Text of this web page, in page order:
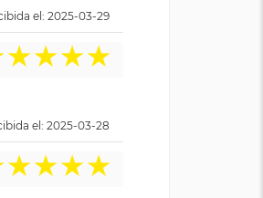
el: 2025-03-29
★★★★
el: 2025-03-28
★★★★